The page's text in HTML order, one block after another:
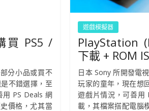
買 PS5 /
分小品或買不
不錯選擇，至
PS Deals 網
價格，尤其當
遊戲模擬器
PlayStation
下載 + ROM
日本 Sony 所開發電
玩家的童年，現在想
遊戲片情況，可善用
載，其檔案搭配電腦